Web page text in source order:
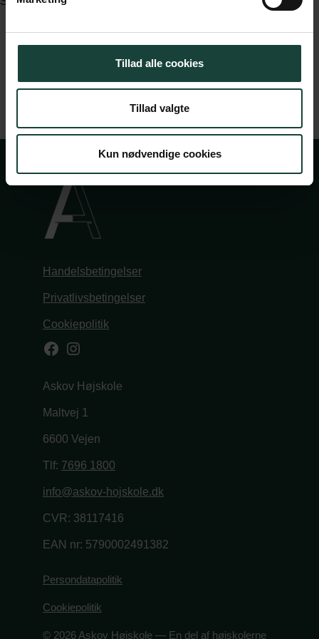
Tillad alle cookies
Tillad valgte
Kun nødvendige cookies
Handelsbetingelser
Privatlivsbetingelser
Cookiepolitik
Facebook
Instagram
Askov Højskole
Maltvej 1
6600 Vejen
Tlf: 7696 1800
info@askov-hojskole.dk
CVR: 38117416
EAN nr: 5790002491382
Persondatapolitik
Cookiepolitik
© 2026 Askov Højskole — En del af højskolerne